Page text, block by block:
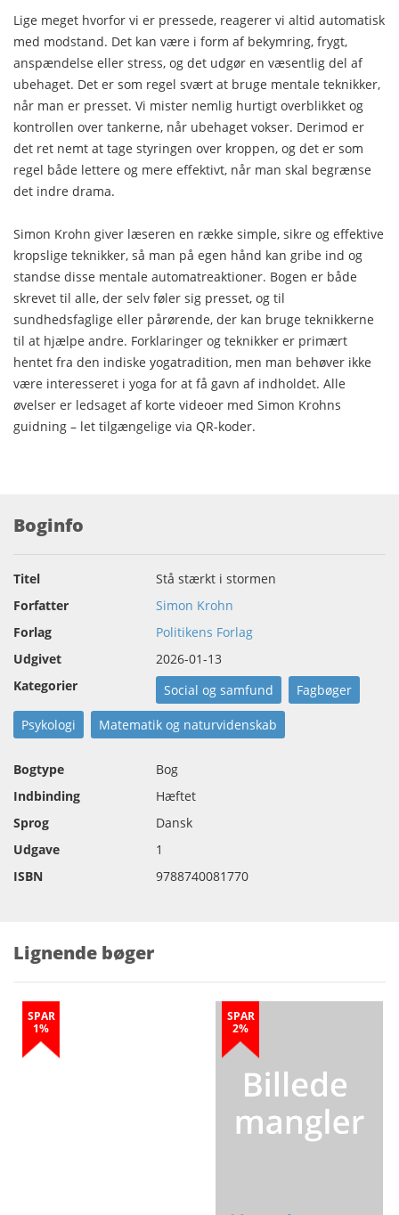
Lige meget hvorfor vi er pressede, reagerer vi altid automatisk
med modstand. Det kan være i form af bekymring, frygt,
anspændelse eller stress, og det udgør en væsentlig del af
ubehaget. Det er som regel svært at bruge mentale teknikker,
når man er presset. Vi mister nemlig hurtigt overblikket og
kontrollen over tankerne, når ubehaget vokser. Derimod er
det ret nemt at tage styringen over kroppen, og det er som
regel både lettere og mere effektivt, når man skal begrænse
det indre drama.
Simon Krohn giver læseren en række simple, sikre og effektive
kropslige teknikker, så man på egen hånd kan gribe ind og
standse disse mentale automatreaktioner. Bogen er både
skrevet til alle, der selv føler sig presset, og til
sundhedsfaglige eller pårørende, der kan bruge teknikkerne
til at hjælpe andre. Forklaringer og teknikker er primært
hentet fra den indiske yogatradition, men man behøver ikke
være interesseret i yoga for at få gavn af indholdet. Alle
øvelser er ledsaget af korte videoer med Simon Krohns
guidning – let tilgængelige via QR-koder.
Boginfo
Titel
Stå stærkt i stormen
Forfatter
Simon Krohn
Forlag
Politikens Forlag
Udgivet
2026-01-13
Kategorier
Social og samfund Fagbøger
Psykologi Matematik og naturvidenskab
Bogtype
Bog
Indbinding
Hæftet
Sprog
Dansk
Udgave
1
ISBN
9788740081770
Lignende bøger
SPAR
1%
SPAR
2%